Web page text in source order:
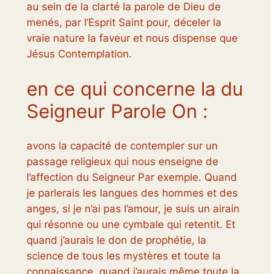
au sein de la clarté la parole de Dieu de
menés, par l’Esprit Saint pour, déceler la
vraie nature la faveur et nous dispense que
Jésus Contemplation.
en ce qui concerne la du
Seigneur Parole On :
avons la capacité de contempler sur un
passage religieux qui nous enseigne de
l’affection du Seigneur Par exemple. Quand
je parlerais les langues des hommes et des
anges, si je n’ai pas l’amour, je suis un airain
qui résonne ou une cymbale qui retentit. Et
quand j’aurais le don de prophétie, la
science de tous les mystères et toute la
connaissance, quand j’aurais même toute la